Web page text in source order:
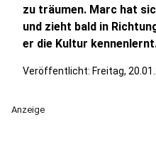
zu träumen. Marc hat
und zieht bald in
er die Kultur
Veröffentlicht: Freitag,
Anzeige